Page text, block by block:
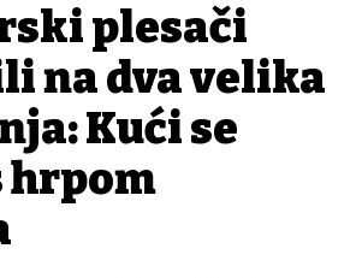
plesači
na dva velika
Kući se